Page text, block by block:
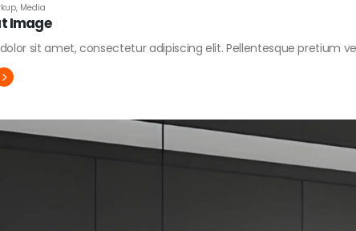
, Media
Image
sit amet, consectetur adipiscing elit. Pellentesque pretium